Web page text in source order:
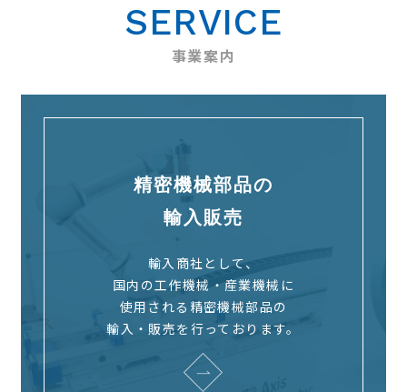
SERVICE
事業案内
精密機械部品の
輸入販売
輸入商社として、
国内の工作機械・産業機械に
使用される精密機械部品の
輸入・販売を行っております。